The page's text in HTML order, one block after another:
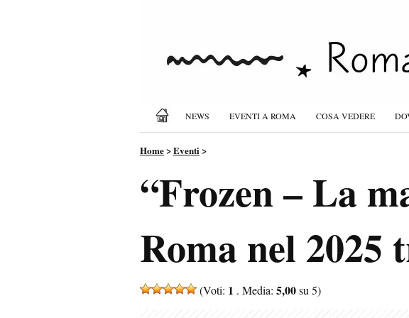
NEWS EVENTI A ROMA COSA VEDERE
Home>Eventi>
“Frozen – La
Roma nel 2025
(Voti: 1 . Media: 5,00su 5)